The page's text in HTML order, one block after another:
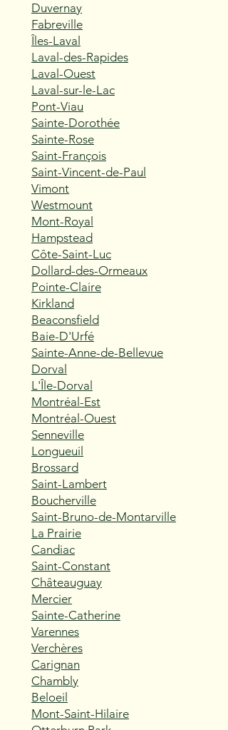
Duvernay
Fabreville
Îles-Laval
Laval-des-Rapides
Laval-Ouest
Laval-sur-le-Lac
Pont-Viau
Sainte-Dorothée
Sainte-Rose
Saint-François
Saint-Vincent-de-Paul
Vimont
Westmount
Mont-Royal
Hampstead
Côte-Saint-Luc
Dollard-des-Ormeaux
Pointe-Claire
Kirkland
Beaconsfield
Baie-D'Urfé
Sainte-Anne-de-Bellevue
Dorval
L'Île-Dorval
Montréal-Est
Montréal-Ouest
Senneville
Longueuil
Brossard
Saint-Lambert
Boucherville
Saint-Bruno-de-Montarville
La Prairie
Candiac
Saint-Constant
Châteauguay
Mercier
Sainte-Catherine
Varennes
Verchères
Carignan
Chambly
Beloeil
Mont-Saint-Hilaire